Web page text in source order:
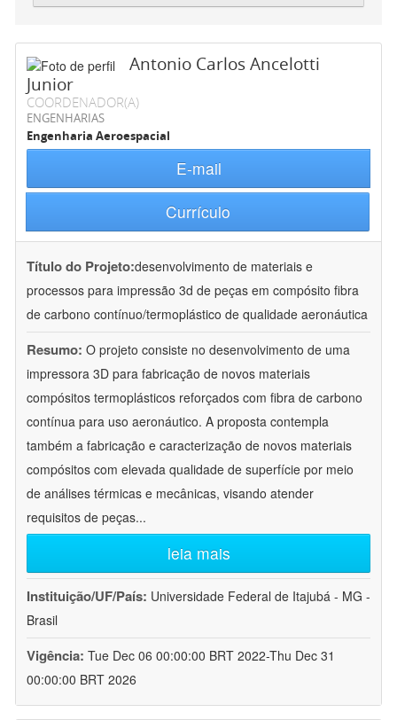
Antonio Carlos Ancelotti
Junior
COORDENADOR(A)
ENGENHARIAS
Engenharia Aeroespacial
E-mail
Currículo
Título do Projeto:desenvolvimento de materiais e
processos para impressão 3d de peças em compósito fibra
de carbono contínuo/termoplástico de qualidade aeronáutica
Resumo: O projeto consiste no desenvolvimento de uma
impressora 3D para fabricação de novos materiais
compósitos termoplásticos reforçados com fibra de carbono
contínua para uso aeronáutico. A proposta contempla
também a fabricação e caracterização de novos materiais
compósitos com elevada qualidade de superfície por meio
de análises térmicas e mecânicas, visando atender
requisitos de peças...
leia mais
Instituição/UF/País: Universidade Federal de Itajubá - MG -
Brasil
Vigência: Tue Dec 06 00:00:00 BRT 2022-Thu Dec 31
00:00:00 BRT 2026